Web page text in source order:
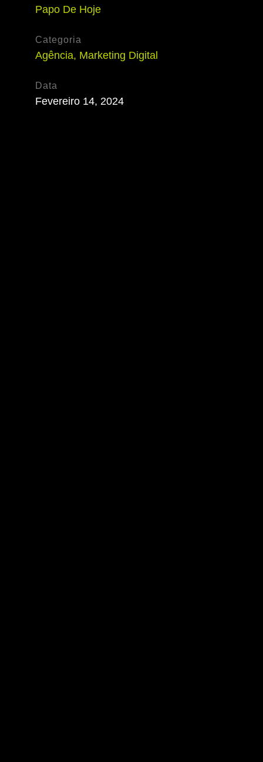
Papo De Hoje
Categoria
Agência, Marketing Digital
Data
Fevereiro 14, 2024